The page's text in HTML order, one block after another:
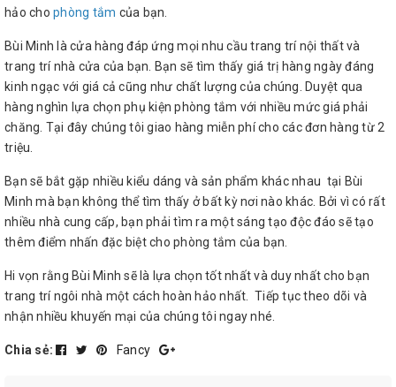
hảo cho phòng tắm của bạn.
Bùi Minh là cửa hàng đáp ứng mọi nhu cầu trang trí nội thất và
trang trí nhà cửa của bạn. Bạn sẽ tìm thấy giá trị hàng ngày đáng
kinh ngạc với giá cả cũng như chất lượng của chúng. Duyệt qua
hàng nghìn lựa chọn phụ kiện phòng tắm với nhiều mức giá phải
chăng. Tại đây chúng tôi giao hàng miễn phí cho các đơn hàng từ 2
triệu.
Bạn sẽ bắt gặp nhiều kiểu dáng và sản phẩm khác nhau tại Bùi
Minh mà bạn không thể tìm thấy ở bất kỳ nơi nào khác. Bởi vì có rất
nhiều nhà cung cấp, bạn phải tìm ra một sáng tạo độc đáo sẽ tạo
thêm điểm nhấn đặc biệt cho phòng tắm của bạn.
Hi vọn rằng Bùi Minh sẽ là lựa chọn tốt nhất và duy nhất cho bạn
trang trí ngôi nhà một cách hoàn hảo nhất. Tiếp tục theo dõi và
nhận nhiều khuyến mại của chúng tôi ngay nhé.
Chia sẻ: Fancy